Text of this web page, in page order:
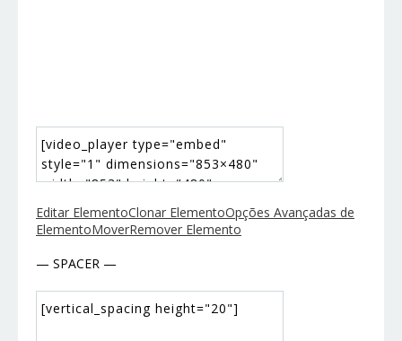
Editar ElementoClonar ElementoOpções Avançadas de
ElementoMoverRemover Elemento
— SPACER —